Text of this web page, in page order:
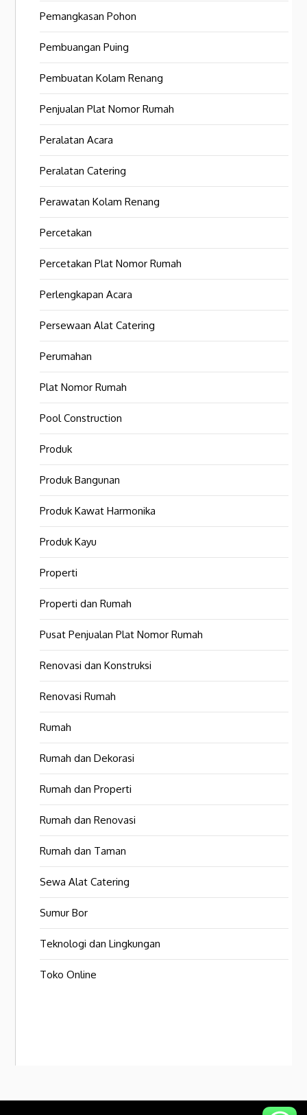
Pemangkasan Pohon
Pembuangan Puing
Pembuatan Kolam Renang
Penjualan Plat Nomor Rumah
Peralatan Acara
Peralatan Catering
Perawatan Kolam Renang
Percetakan
Percetakan Plat Nomor Rumah
Perlengkapan Acara
Persewaan Alat Catering
Perumahan
Plat Nomor Rumah
Pool Construction
Produk
Produk Bangunan
Produk Kawat Harmonika
Produk Kayu
Properti
Properti dan Rumah
Pusat Penjualan Plat Nomor Rumah
Renovasi dan Konstruksi
Renovasi Rumah
Rumah
Rumah dan Dekorasi
Rumah dan Properti
Rumah dan Renovasi
Rumah dan Taman
Sewa Alat Catering
Sumur Bor
Teknologi dan Lingkungan
Toko Online